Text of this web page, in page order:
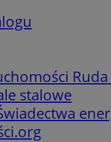
Ruda
stalowe